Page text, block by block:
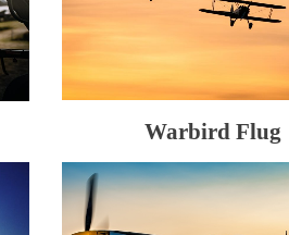
Warbird Flug